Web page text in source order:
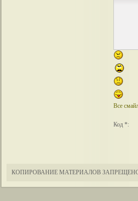
Все
Код *:
КОПИРОВАНИЕ МАТЕРИАЛОВ